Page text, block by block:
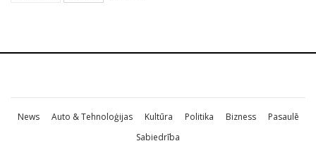
News Auto & Tehnoloģijas Kultūra Politika Bizness
Pasaulē
Sabiedrība